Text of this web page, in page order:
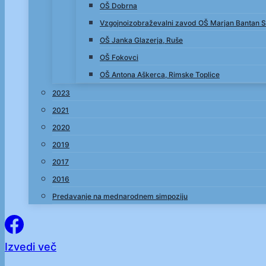
OŠ Dobrna
Vzgojnoizobraževalni zavod OŠ Marjan Bantan
OŠ Janka Glazerja, Ruše
OŠ Fokovci
OŠ Antona Aškerca, Rimske Toplice
2023
2021
2020
2019
2017
2016
Predavanje na mednarodnem simpoziju
Izvedi več